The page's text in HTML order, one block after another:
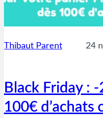
Thibaut Parent 24
Black Friday :
100€ d’achats